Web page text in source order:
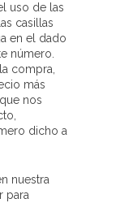
uso de las
casillas
en el dado
número.
compra,
más
nos
dicho a
nuestra
para